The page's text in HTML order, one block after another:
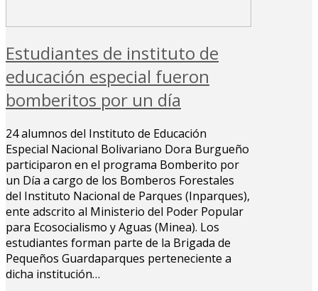
Estudiantes de instituto de
educación especial fueron
bomberitos por un día
24 alumnos del Instituto de Educación
Especial Nacional Bolivariano Dora Burgueño
participaron en el programa Bomberito por
un Día a cargo de los Bomberos Forestales
del Instituto Nacional de Parques (Inparques),
ente adscrito al Ministerio del Poder Popular
para Ecosocialismo y Aguas (Minea). Los
estudiantes forman parte de la Brigada de
Pequeños Guardaparques perteneciente a
dicha institución…